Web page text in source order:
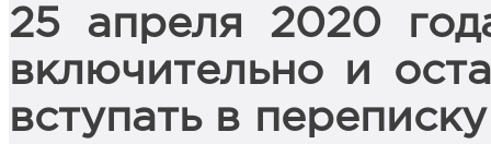
25 апреля 2020
включительно и
вступать в